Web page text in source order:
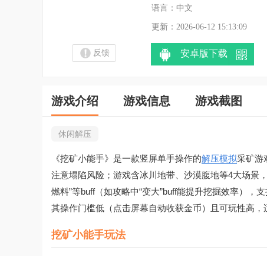
语言：中文
更新：2026-06-12 15:13:09
反馈 安卓版下载
游戏介绍 游戏信息 游戏截图
休闲解压
《挖矿小能手》是一款竖屏单手操作的解压模拟采矿游
注意塌陷风险；游戏含冰川地带、沙漠腹地等4大场景
燃料”等buff（如攻略中“变大”buff能提升挖掘效率），
其操作门槛低（点击屏幕自动收获金币）且可玩性高，
挖矿小能手玩法